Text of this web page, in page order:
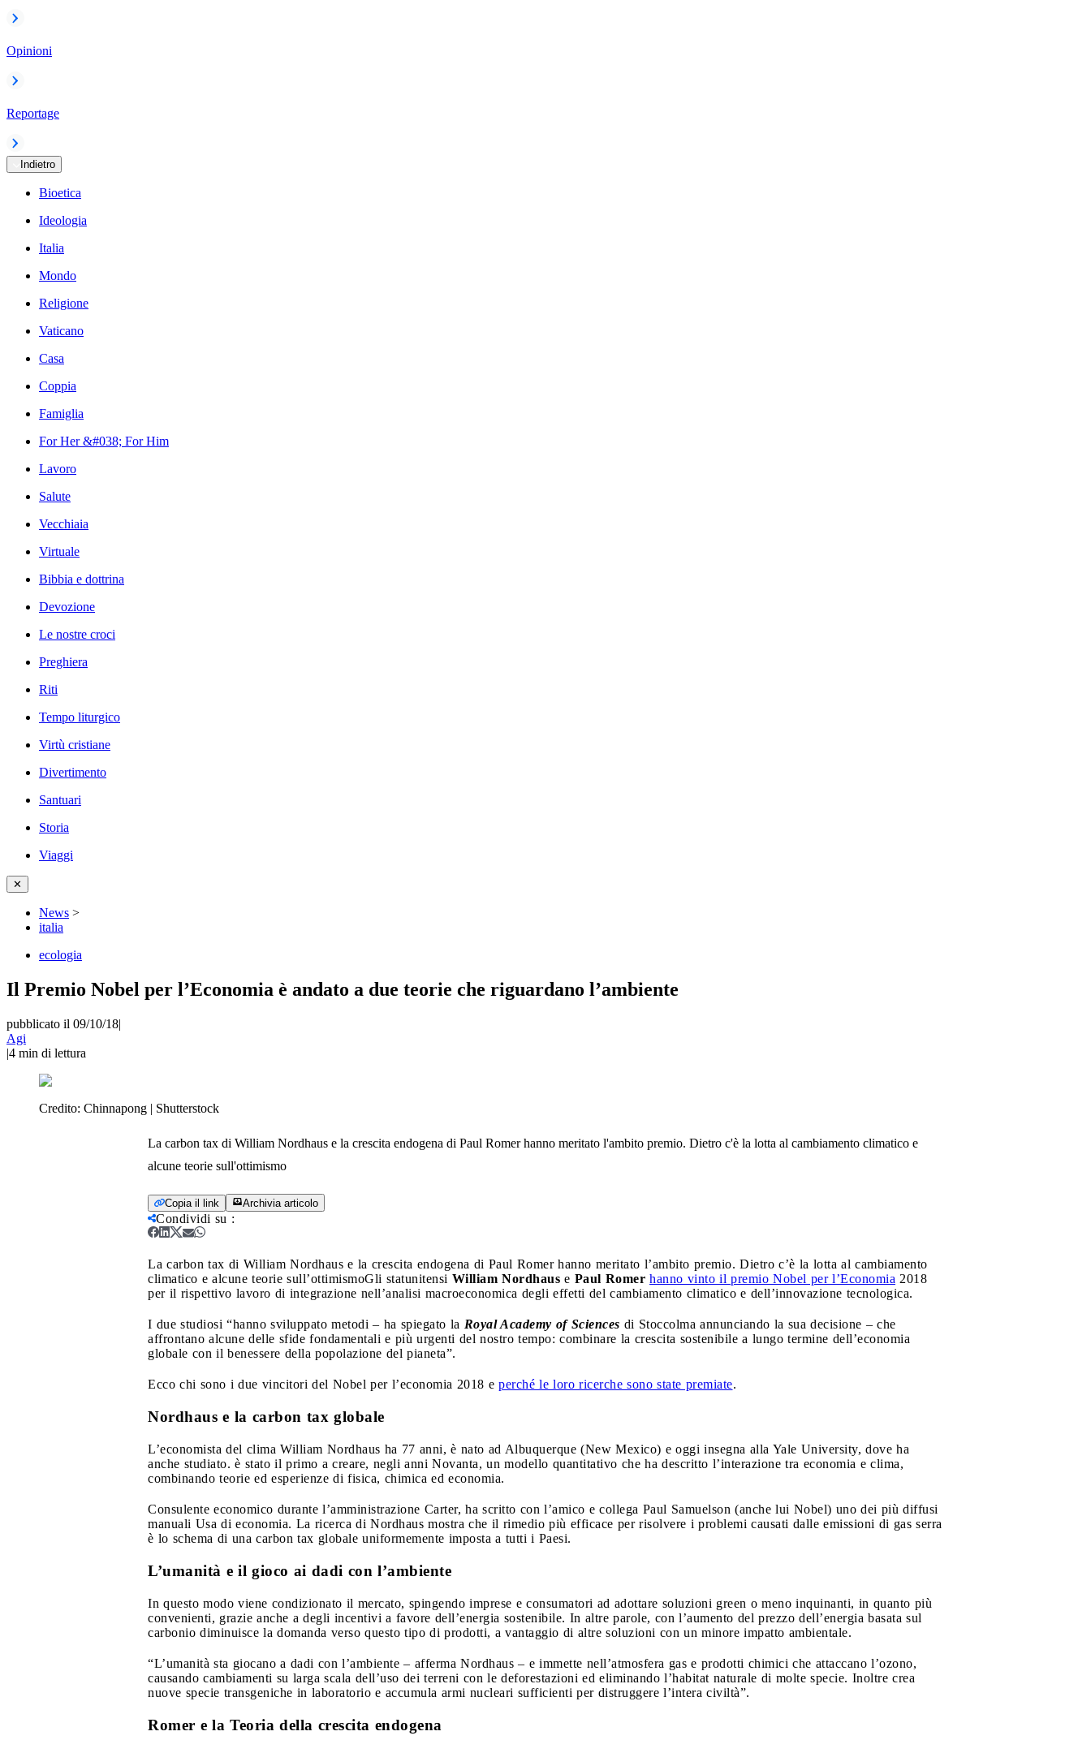
Opinioni
Reportage
Indietro
Bioetica
Ideologia
Italia
Mondo
Religione
Vaticano
Casa
Coppia
Famiglia
For Her &#038; For Him
Lavoro
Salute
Vecchiaia
Virtuale
Bibbia e dottrina
Devozione
Le nostre croci
Preghiera
Riti
Tempo liturgico
Virtù cristiane
Divertimento
Santuari
Storia
Viaggi
✕
News >
italia
ecologia
Il Premio Nobel per l’Economia è andato a due teorie che riguardano l’ambiente
pubblicato il 09/10/18|
Agi
|4 min di lettura
Credito: Chinnapong | Shutterstock
La carbon tax di William Nordhaus e la crescita endogena di Paul Romer hanno meritato l'ambito premio. Dietro c'è la lotta al cambiamento climatico e
alcune teorie sull'ottimismo
Copia il link Archivia articolo
Condividi su :
La carbon tax di William Nordhaus e la crescita endogena di Paul Romer hanno meritato l’ambito premio. Dietro c’è la lotta al cambiamento
climatico e alcune teorie sull’ottimismoGli statunitensi William Nordhaus e Paul Romer hanno vinto il premio Nobel per l’Economia 2018
per il rispettivo lavoro di integrazione nell’analisi macroeconomica degli effetti del cambiamento climatico e dell’innovazione tecnologica.
I due studiosi “hanno sviluppato metodi – ha spiegato la Royal Academy of Sciences di Stoccolma annunciando la sua decisione – che
affrontano alcune delle sfide fondamentali e più urgenti del nostro tempo: combinare la crescita sostenibile a lungo termine dell’economia
globale con il benessere della popolazione del pianeta”.
Ecco chi sono i due vincitori del Nobel per l’economia 2018 e perché le loro ricerche sono state premiate.
Nordhaus e la carbon tax globale
L’economista del clima William Nordhaus ha 77 anni, è nato ad Albuquerque (New Mexico) e oggi insegna alla Yale University, dove ha
anche studiato. è stato il primo a creare, negli anni Novanta, un modello quantitativo che ha descritto l’interazione tra economia e clima,
combinando teorie ed esperienze di fisica, chimica ed economia.
Consulente economico durante l’amministrazione Carter, ha scritto con l’amico e collega Paul Samuelson (anche lui Nobel) uno dei più diffusi
manuali Usa di economia. La ricerca di Nordhaus mostra che il rimedio più efficace per risolvere i problemi causati dalle emissioni di gas serra
è lo schema di una carbon tax globale uniformemente imposta a tutti i Paesi.
L’umanità e il gioco ai dadi con l’ambiente
In questo modo viene condizionato il mercato, spingendo imprese e consumatori ad adottare soluzioni green o meno inquinanti, in quanto più
convenienti, grazie anche a degli incentivi a favore dell’energia sostenibile. In altre parole, con l’aumento del prezzo dell’energia basata sul
carbonio diminuisce la domanda verso questo tipo di prodotti, a vantaggio di altre soluzioni con un minore impatto ambientale.
“L’umanità sta giocano a dadi con l’ambiente – afferma Nordhaus – e immette nell’atmosfera gas e prodotti chimici che attaccano l’ozono,
causando cambiamenti su larga scala dell’uso dei terreni con le deforestazioni ed eliminando l’habitat naturale di molte specie. Inoltre crea
nuove specie transgeniche in laboratorio e accumula armi nucleari sufficienti per distruggere l’intera civiltà”.
Romer e la Teoria della crescita endogena